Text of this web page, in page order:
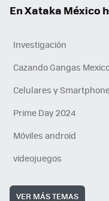
En Xataka México
Investigación
Cazando Gangas
Celulares y
Prime Day 2024
Móviles android
videojuegos
VER MÁS TEMAS